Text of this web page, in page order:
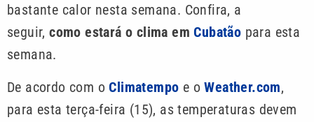
bastante calor nesta semana. Confira, a
seguir,como estará o clima emCubatão para esta
semana.
De acordo com oClimatempo e oWeather.com,
para esta terça-feira (15), as temperaturas devem